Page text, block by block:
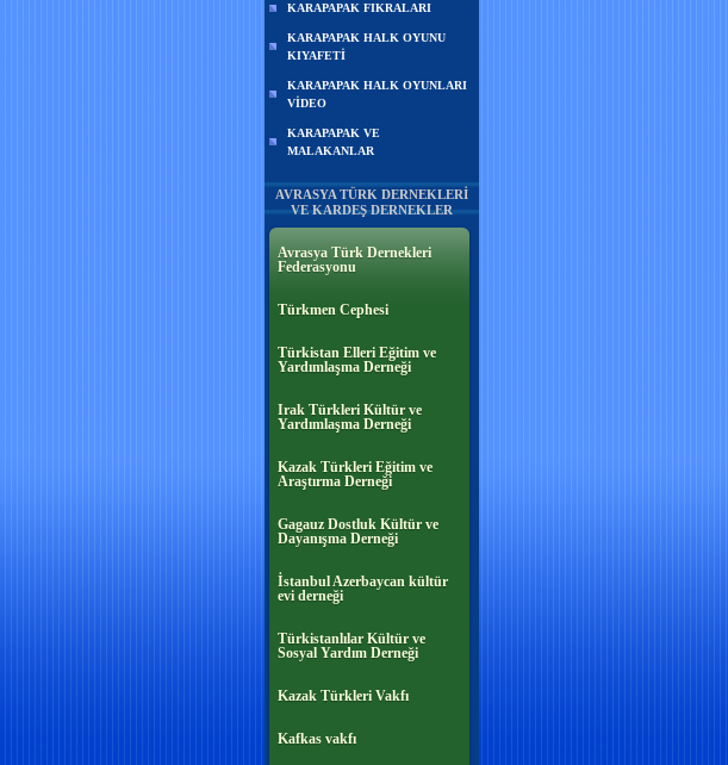
KARAPAPAK FIKRALARI
KARAPAPAK HALK OYUNU
KIYAFETİ
KARAPAPAK HALK OYUNLARI
VİDEO
KARAPAPAK VE
MALAKANLAR
AVRASYA TÜRK DERNEKLERİ
VE KARDEŞ DERNEKLER
Avrasya Türk Dernekleri
Federasyonu
Türkmen Cephesi
Türkistan Elleri Eğitim ve
Yardımlaşma Derneği
Irak Türkleri Kültür ve
Yardımlaşma Derneği
Kazak Türkleri Eğitim ve
Araştırma Derneği
Gagauz Dostluk Kültür ve
Dayanışma Derneği
İstanbul Azerbaycan kültür
evi derneği
Türkistanlılar Kültür ve
Sosyal Yardım Derneği
Kazak Türkleri Vakfı
Kafkas vakfı